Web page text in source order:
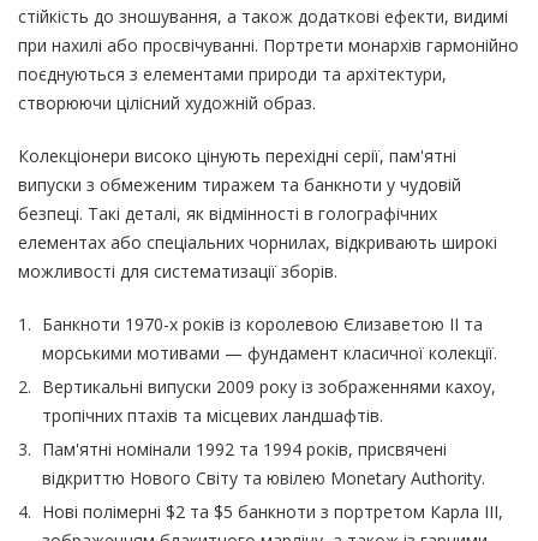
стійкість до зношування, а також додаткові ефекти, видимі
при нахилі або просвічуванні. Портрети монархів гармонійно
поєднуються з елементами природи та архітектури,
створюючи цілісний художній образ.
Колекціонери високо цінують перехідні серії, пам'ятні
випуски з обмеженим тиражем та банкноти у чудовій
безпеці. Такі деталі, як відмінності в голографічних
елементах або спеціальних чорнилах, відкривають широкі
можливості для систематизації зборів.
Банкноти 1970-х років із королевою Єлизаветою II та
морськими мотивами — фундамент класичної колекції.
Вертикальні випуски 2009 року із зображеннями кахоу,
тропічних птахів та місцевих ландшафтів.
Пам'ятні номінали 1992 та 1994 років, присвячені
відкриттю Нового Світу та ювілею Monetary Authority.
Нові полімерні $2 та $5 банкноти з портретом Карла III,